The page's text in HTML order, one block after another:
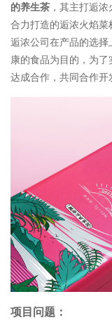
的养生茶 ，其主打逅浓
合力打造的逅浓火焰菜
逅浓公司在产品的选
康的食品为目的， 为了
达成合作，共同合作开
项目问题：